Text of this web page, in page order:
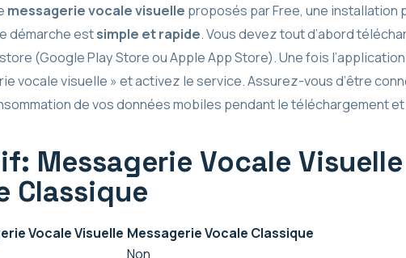
messagerie vocale visuelle proposés par Free, une installation
démarche estsimple et rapide. Vous devez tout d’abord
(Google Play Store ou Apple App Store). Une fois
vocale visuelle » et activez le service. Assurez-vous d’être
de vos données mobiles pendant le téléchargement et
Messagerie Vocale
Classique
Vocale Visuelle Messagerie Vocale Classique
Non